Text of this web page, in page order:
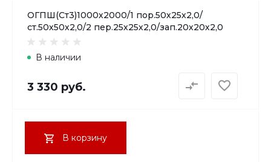
ОГПШ(Ст3)1000х2000/1 пор.50х25х2,0/
ст.50х50х2,0/2 пер.25х25х2,0/зап.20х20х2,0
В наличии
3 330 руб.
В корзину